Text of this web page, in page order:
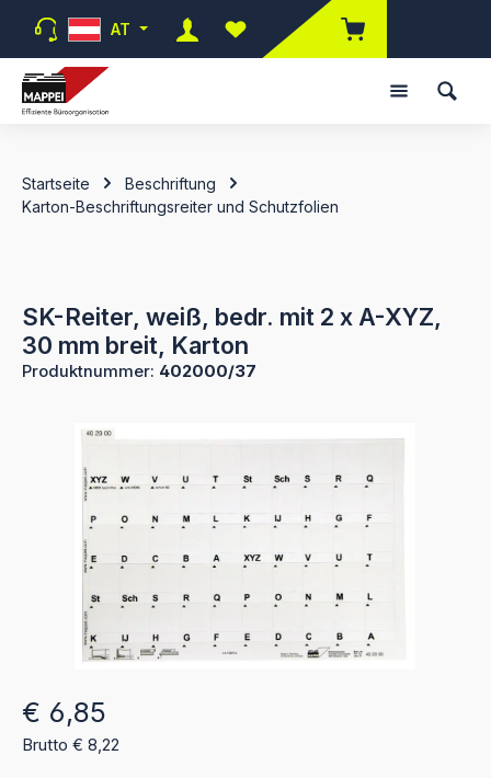
Zum Hauptinhalt springen
AT
Du hast 0 Produkte auf dem
Startseite
Beschriftung
Karton-Beschriftungsreiter und Schutzfolien
SK-Reiter, weiß, bedr. mit 2 x A-XYZ,
30 mm breit, Karton
Produktnummer: 402000/37
Bildergalerie überspringen
Regulärer Preis:
€ 6,85
Brutto € 8,22